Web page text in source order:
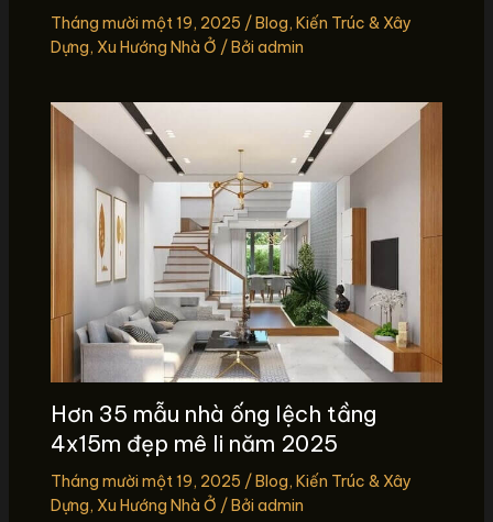
Tháng mười một 19, 2025 /Blog, Kiến Trúc & Xây
Dựng, Xu Hướng Nhà Ở / Bởi admin
Hơn 35 mẫu nhà ống lệch tầng
4x15m đẹp mê li năm 2025
Tháng mười một 19, 2025 /Blog, Kiến Trúc & Xây
Dựng, Xu Hướng Nhà Ở / Bởi admin